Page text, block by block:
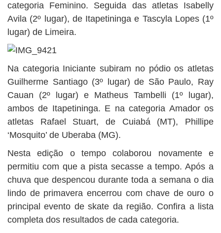
categoria Feminino. Seguida das atletas Isabelly
Avila (2º lugar), de Itapetininga e Tascyla Lopes (1º
lugar) de Limeira.
Na categoria Iniciante subiram no pódio os atletas
Guilherme Santiago (3º lugar) de São Paulo, Ray
Cauan (2º lugar) e Matheus Tambelli (1º lugar),
ambos de Itapetininga. E na categoria Amador os
atletas Rafael Stuart, de Cuiabá (MT), Phillipe
‘Mosquito’ de Uberaba (MG).
Nesta edição o tempo colaborou novamente e
permitiu com que a pista secasse a tempo. Após a
chuva que despencou durante toda a semana o dia
lindo de primavera encerrou com chave de ouro o
principal evento de skate da região. Confira a lista
completa dos resultados de cada categoria.